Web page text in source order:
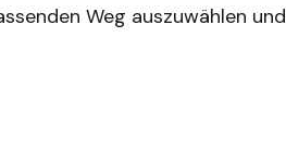
Weg auszuwählen und